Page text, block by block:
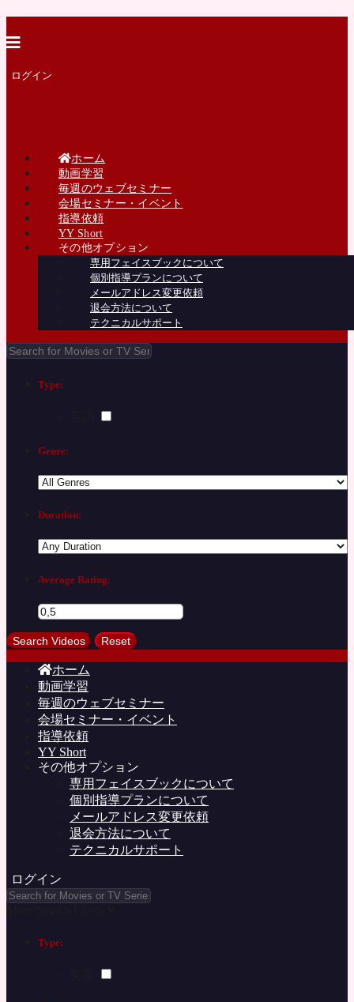
ログイン
ホーム
動画学習
毎週のウェブセミナー
会場セミナー・イベント
指導依頼
YY Short
その他オプション
専用フェイスブックについて
個別指導プランについて
メールアドレス変更依頼
退会方法について
テクニカルサポート
Type:
Genre:
Duration:
Average Rating:
ホーム
動画学習
毎週のウェブセミナー
会場セミナー・イベント
指導依頼
YY Short
その他オプション
専用フェイスブックについて
個別指導プランについて
メールアドレス変更依頼
退会方法について
テクニカルサポート
ログイン
Type: